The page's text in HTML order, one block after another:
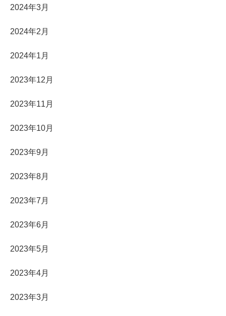
2024年3月
2024年2月
2024年1月
2023年12月
2023年11月
2023年10月
2023年9月
2023年8月
2023年7月
2023年6月
2023年5月
2023年4月
2023年3月